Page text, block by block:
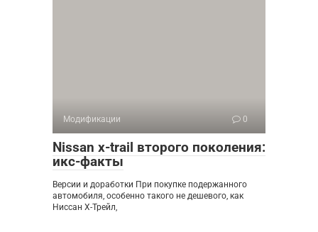
Модификации 0
Nissan x-trail второго поколения:
икс-факты
Версии и доработки При покупке подержанного
автомобиля, особенно такого не дешевого, как
Ниссан Х-Трейл,